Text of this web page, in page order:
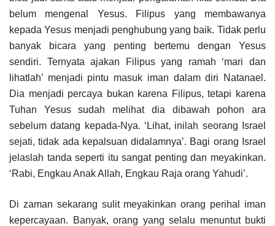
belum mengenal Yesus. Filipus yang membawanya
kepada Yesus menjadi penghubung yang baik. Tidak perlu
banyak bicara yang penting bertemu dengan Yesus
sendiri. Ternyata ajakan Filipus yang ramah ‘mari dan
lihatlah’ menjadi pintu masuk iman dalam diri Natanael.
Dia menjadi percaya bukan karena Filipus, tetapi karena
Tuhan Yesus sudah melihat dia dibawah pohon ara
sebelum datang kepada-Nya. ‘Lihat, inilah seorang Israel
sejati, tidak ada kepalsuan didalamnya’. Bagi orang Israel
jelaslah tanda seperti itu sangat penting dan meyakinkan.
‘Rabi, Engkau Anak Allah, Engkau Raja orang Yahudi’.
Di zaman sekarang sulit meyakinkan orang perihal iman
kepercayaan. Banyak, orang yang selalu menuntut bukti